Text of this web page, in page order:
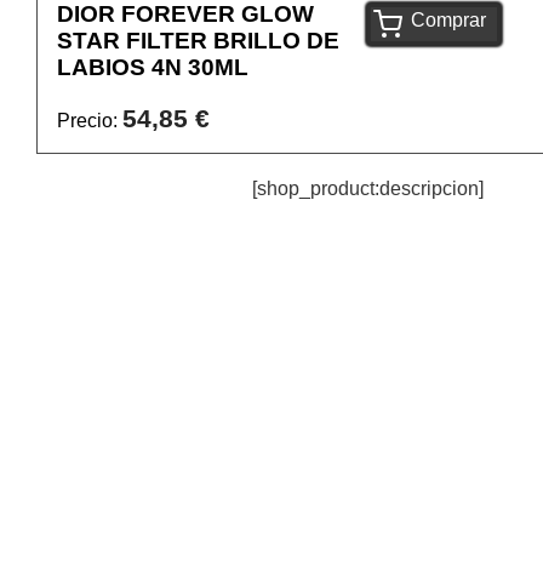
DIOR FOREVER GLOW
STAR FILTER BRILLO DE
LABIOS 4N 30ML
Precio: 54,85 €
Comprar
[shop_product:descripcion]